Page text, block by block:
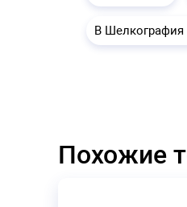
B Шелкография
Похожие